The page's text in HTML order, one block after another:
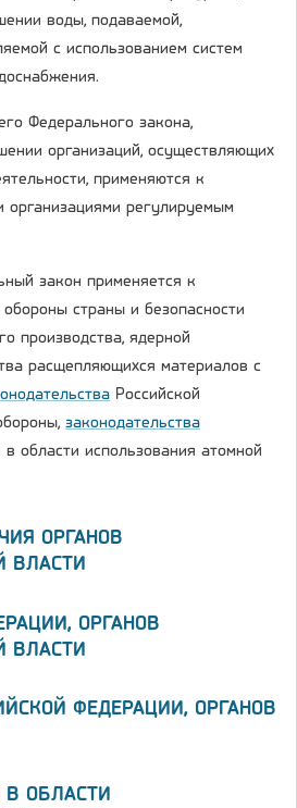
воды, подаваемой,
с использованием систем
Федерального закона,
организаций, осуществляющих
применяются к
организациями регулируемым
закон применяется к
страны и безопасности
производства, ядерной
расщепляющихся материалов с
Российской
законодательства
области использования атомной
ОРГАНОВ
ВЛАСТИ
ОРГАНОВ
ВЛАСТИ
ФЕДЕРАЦИИ, ОРГАНОВ
В ОБЛАСТИ